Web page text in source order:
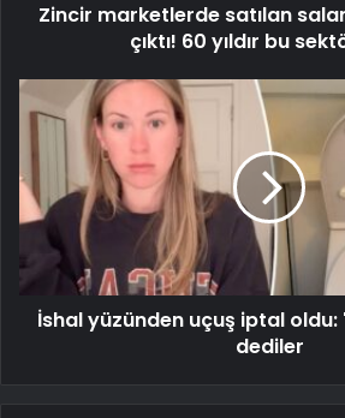
Zincir marketlerde satılan
çıktı! 60 yıldır bu
İshal yüzünden uçuş iptal
dediler